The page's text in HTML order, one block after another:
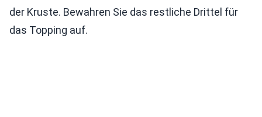
der Kruste. Bewahren Sie das restliche Drittel für
das Topping auf.